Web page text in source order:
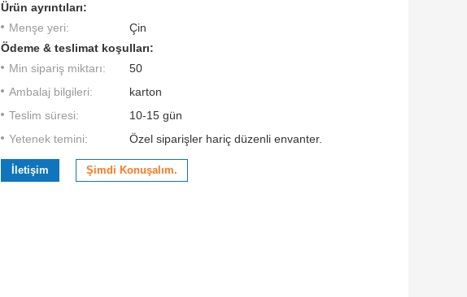
Ürün ayrıntıları:
Menşe yeri:
Çin
Ödeme & teslimat koşulları:
Min sipariş miktarı:
50
Ambalaj bilgileri:
karton
Teslim süresi:
10-15 gün
Yetenek temini:
Özel siparişler hariç düzenli envanter.
İletişim Şimdi Konuşalım.